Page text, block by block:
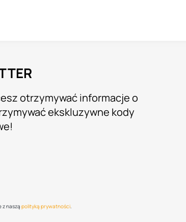
otrzymywać informacje o
ekskluzywne kody
z naszą polityką prywatności.